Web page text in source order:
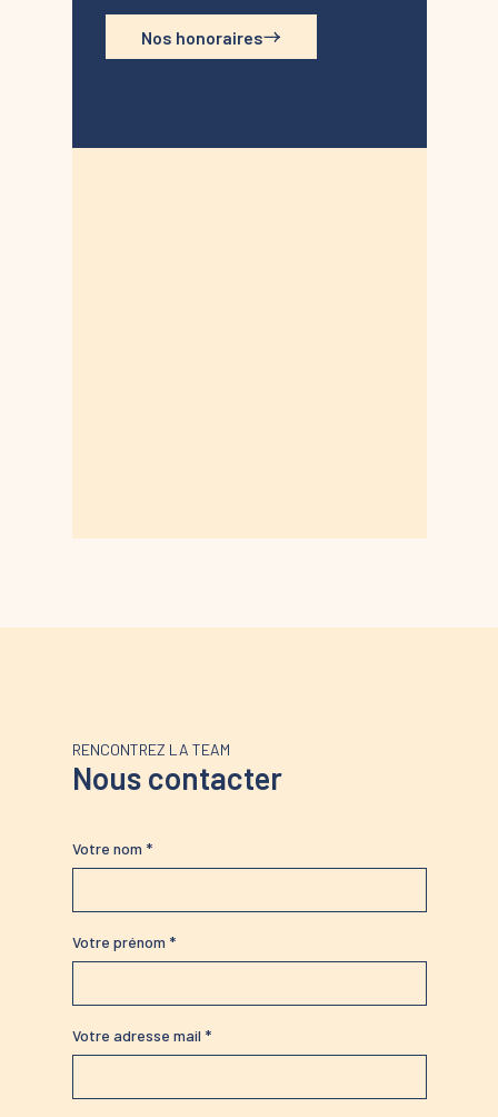
Nous contacter
RENCONTREZ LA TEAM
Votre nom *
Votre prénom *
Votre adresse mail *
Nos honoraires